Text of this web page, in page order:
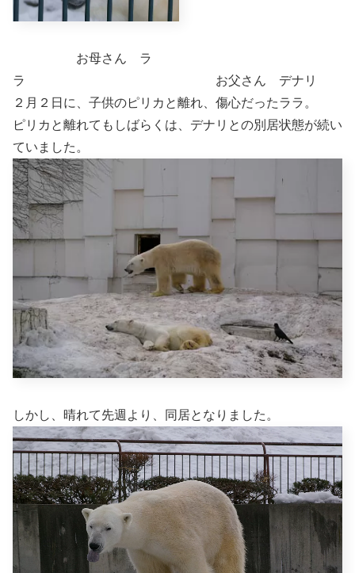
お母さん ラ
ラ お父さん デナリ
２月２日に、子供のピリカと離れ、傷心だったララ。
ピリカと離れてもしばらくは、デナリとの別居状態が続い
ていました。
しかし、晴れて先週より、同居となりました。